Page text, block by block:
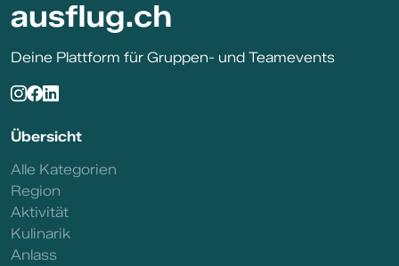
Deine Plattform für Gruppen- und Teamevents
Übersicht
Alle Kategorien
Region
Aktivität
Kulinarik
Anlass